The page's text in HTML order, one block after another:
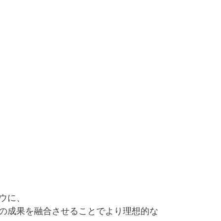
、
成果を融合させることでより理想的な